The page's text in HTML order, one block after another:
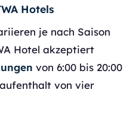
Hotels
je nach Saison
Hotel akzeptiert
von 6:00 bis 20:00
von vier